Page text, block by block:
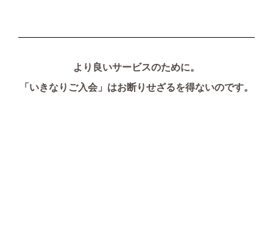
より良いサービスのために。
「いきなりご入会」はお断りせざるを得ないのです。